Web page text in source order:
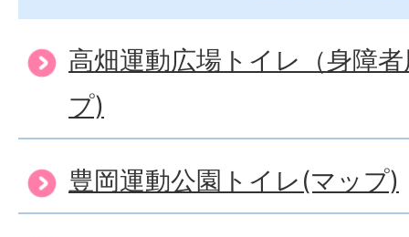
高畑運動広場トイレ（身障
プ)
豊岡運動公園トイレ(マップ)